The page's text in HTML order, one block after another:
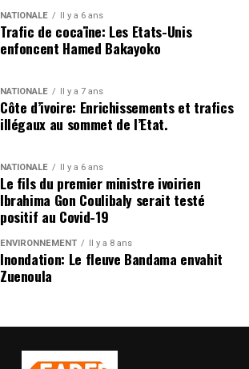
NATIONALE Il y a 6 ans
Trafic de cocaïne: Les Etats-Unis
enfoncent Hamed Bakayoko
NATIONALE Il y a 7 ans
Côte d’ivoire: Enrichissements et trafics
illégaux au sommet de l’Etat.
NATIONALE Il y a 6 ans
Le fils du premier ministre ivoirien
Ibrahima Gon Coulibaly serait testé
positif au Covid-19
ENVIRONNEMENT Il y a 8 ans
Inondation: Le fleuve Bandama envahit
Zuenoula